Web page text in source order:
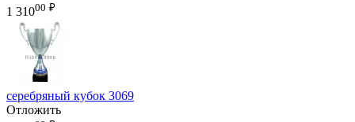
1 31000 ₽
серебряный кубок 3069
Отложить